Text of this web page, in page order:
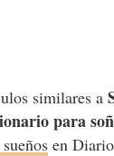
similares a
para
en